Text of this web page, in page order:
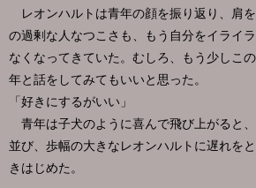
レオンハルトは青年の顔を振り返り、肩
の過剰な人なつこさも、もう自分をイライ
なくなってきていた。むしろ、もう少しこ
年と話をしてみてもいいと思った。
「好きにするがいい」
青年は子犬のように喜んで飛び上がると
並び、歩幅の大きなレオンハルトに遅れを
きはじめた。